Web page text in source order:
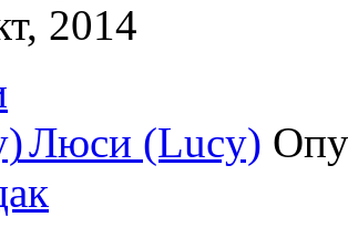
2014
Люси (Lucy)